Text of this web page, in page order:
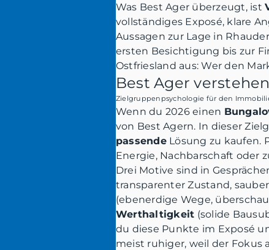
Was Best Ager überzeugt, ist
vollständiges Exposé, klare
Aussagen zur Lage in
ersten Besichtigung bis zur
Ostfriesland aus: Wer den
Best Ager
Zielgruppenpsychologie für den
Wenn du 2026 einen
von Best Agern. In dieser
passendeLösung zu kaufen.
Energie, Nachbarschaft oder
Drei Motive sind in
transparenter Zustand,
(ebenerdige Wege,
Werthaltigkeit (solide
du diese Punkte im Exposé
meist ruhiger, weil der